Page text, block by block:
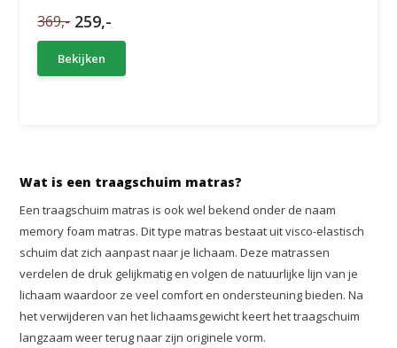
369,- 259,-
Bekijken
Wat is een traagschuim matras?
Een traagschuim matras is ook wel bekend onder de naam
memory foam matras. Dit type matras bestaat uit visco-elastisch
schuim dat zich aanpast naar je lichaam. Deze matrassen
verdelen de druk gelijkmatig en volgen de natuurlijke lijn van je
lichaam waardoor ze veel comfort en ondersteuning bieden. Na
het verwijderen van het lichaamsgewicht keert het traagschuim
langzaam weer terug naar zijn originele vorm.